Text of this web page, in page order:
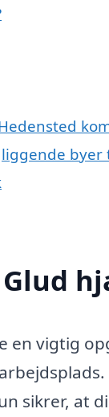
byer
en vigtig
sikrer, at